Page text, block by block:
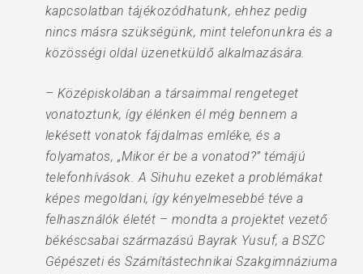
kapcsolatban tájékozódhatunk, ehhez pedig
nincs másra szükségünk, mint telefonunkra és a
közösségi oldal üzenetküldő alkalmazására.
– Középiskolában a társaimmal rengeteget
vonatoztunk, így élénken él még bennem a
lekésett vonatok fájdalmas emléke, és a
folyamatos, „Mikor ér be a vonatod?” témájú
telefonhívások. A Sihuhu ezeket a problémákat
képes megoldani, így kényelmesebbé téve a
felhasználók életét – mondta a projektet vezető
békéscsabai származású Bayrak Yusuf, a BSZC
Gépészeti és Számítástechnikai Szakgimnáziuma